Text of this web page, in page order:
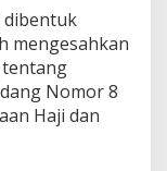
dibentuk
mengesahkan
tentang
Nomor 8
Haji dan